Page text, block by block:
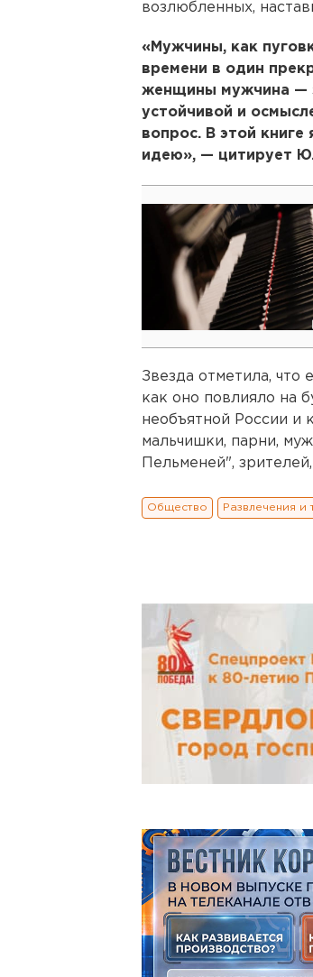
возлюбленных,
«Мужчины, как
времени в один
женщины мужчина —
устойчивой и
вопрос. В этой
идею», — цитирует
Звезда отметила, что
как оно повлияло на
необъятной России и
мальчишки, парни,
Пельменей",
Общество Развлечения и